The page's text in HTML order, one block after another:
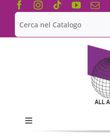
Salta
contenuto
Cerca
per:
Toggle
Navigation